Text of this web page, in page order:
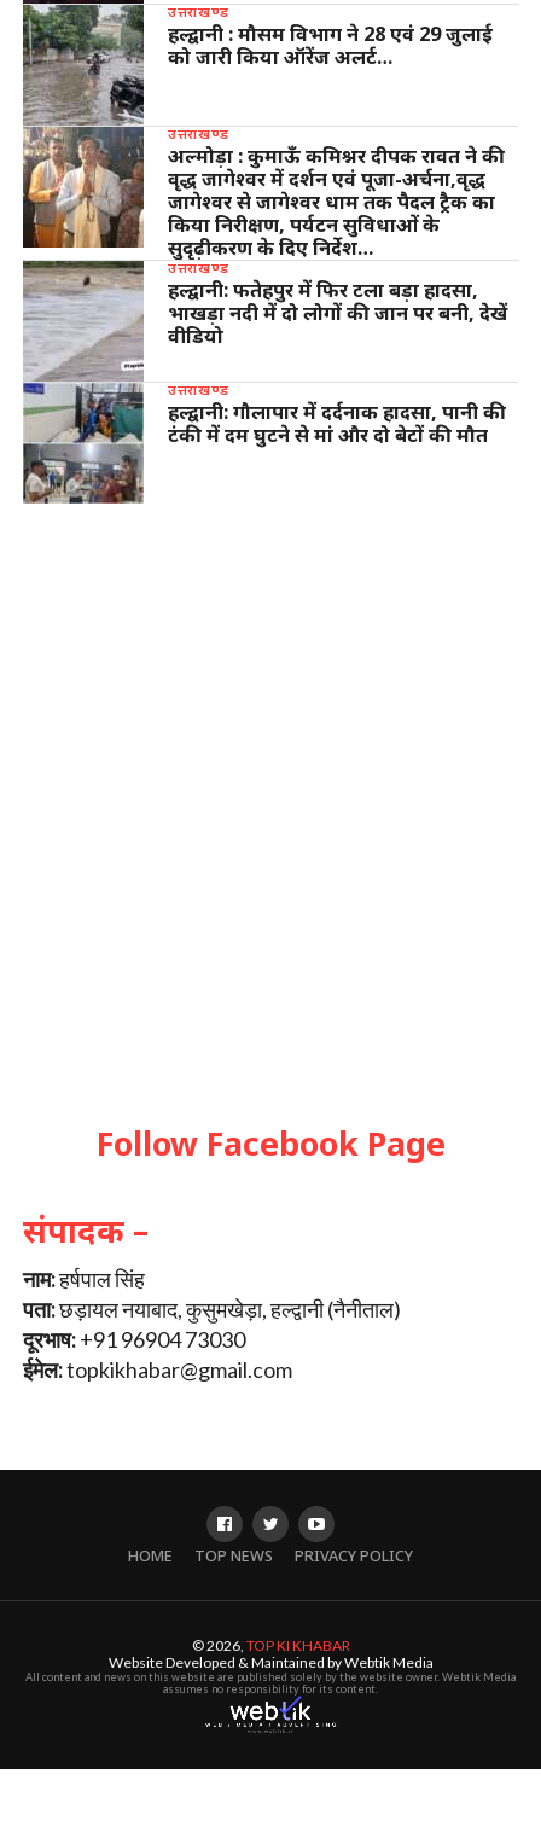
उत्तराखण्ड
हल्द्वानी : मौसम विभाग ने 28 एवं 29 जुलाई
को जारी किया ऑरेंज अलर्ट…
उत्तराखण्ड
अल्मोड़ा : कुमाऊँ कमिश्नर दीपक रावत ने की
वृद्ध जागेश्वर में दर्शन एवं पूजा-अर्चना,वृद्ध
जागेश्वर से जागेश्वर धाम तक पैदल ट्रैक का
किया निरीक्षण, पर्यटन सुविधाओं के
सुदृढ़ीकरण के दिए निर्देश…
उत्तराखण्ड
हल्द्वानी: फतेहपुर में फिर टला बड़ा हादसा,
भाखड़ा नदी में दो लोगों की जान पर बनी, देखें
वीडियो
उत्तराखण्ड
हल्द्वानी: गौलापार में दर्दनाक हादसा, पानी की
टंकी में दम घुटने से मां और दो बेटों की मौत
Follow Facebook Page
संपादक –
नाम:हर्षपाल सिंह
पता:छड़ायल नयाबाद, कुसुमखेड़ा, हल्द्वानी (नैनीताल)
दूरभाष:+91 96904 73030
ईमेल:topkikhabar@gmail.com
HOME TOP NEWS PRIVACY POLICY
© 2026, TOP KI KHABAR
Website Developed & Maintained by Webtik Media
All content and news on this website are published solely by the website owner. Webtik Media
assumes no responsibility for its content.